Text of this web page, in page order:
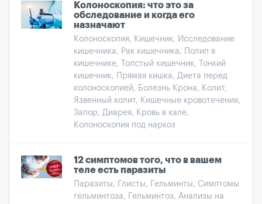
Колоноскопия: что это за
обследование и когда его
назначают
Колоноскопия, Кишечник, Исследование
кишечника, Рак кишечника, Полип в
кишечнике, Толстый кишечник, Тонкий
кишечник, Прямая кишка, Диета перед
колоноскопией, Болезнь Крона, Колит,
Язвенный колит, Кишечные кровотечения,
Запор, Диарея, Кровь в кале,
Колоноскопия под наркоз
12 симптомов того, что в вашем
теле есть паразиты
Паразиты, Глисты, Гельминты, Симптомы
гельминтоза, Гельминтоз, Анализы на